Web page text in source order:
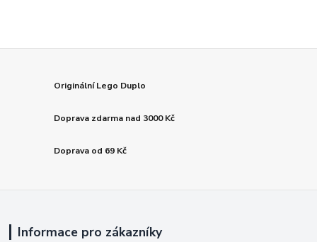
Originální Lego Duplo
Doprava zdarma nad 3000 Kč
Doprava od 69 Kč
Informace pro zákazníky